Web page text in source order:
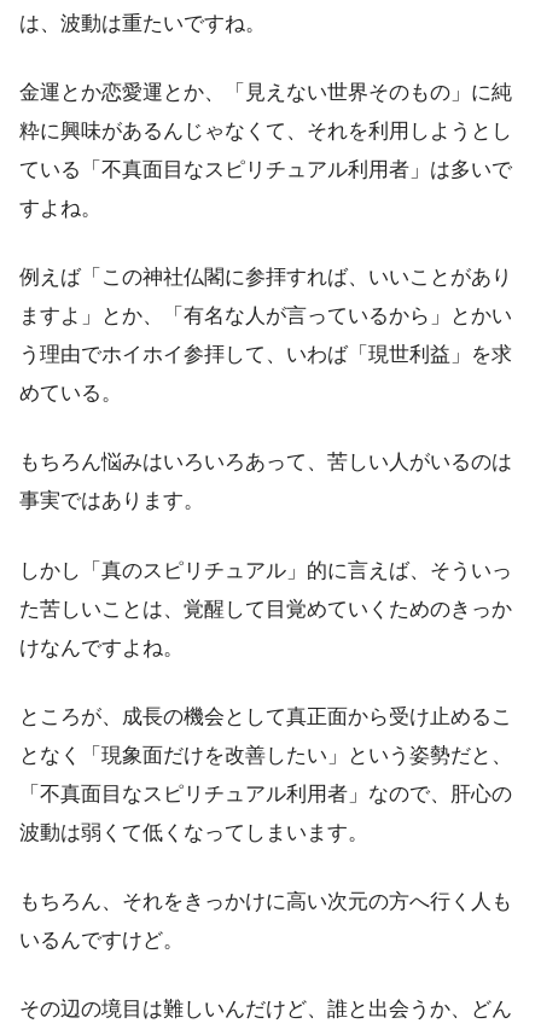
は、波動は重たいですね。
金運とか恋愛運とか、「見えない世界そのもの」に純
粋に興味があるんじゃなくて、それを利用しようとし
ている「不真面目なスピリチュアル利用者」は多いで
すよね。
例えば「この神社仏閣に参拝すれば、いいことがあり
ますよ」とか、「有名な人が言っているから」とかい
う理由でホイホイ参拝して、いわば「現世利益」を求
めている。
もちろん悩みはいろいろあって、苦しい人がいるのは
事実ではあります。
しかし「真のスピリチュアル」的に言えば、そういっ
た苦しいことは、覚醒して目覚めていくためのきっか
けなんですよね。
ところが、成長の機会として真正面から受け止めるこ
となく「現象面だけを改善したい」という姿勢だと、
「不真面目なスピリチュアル利用者」なので、肝心の
波動は弱くて低くなってしまいます。
もちろん、それをきっかけに高い次元の方へ行く人も
いるんですけど。
その辺の境目は難しいんだけど、誰と出会うか、どん